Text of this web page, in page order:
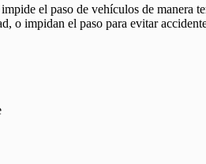
el paso de vehículos de manera
o impidan el paso para evitar